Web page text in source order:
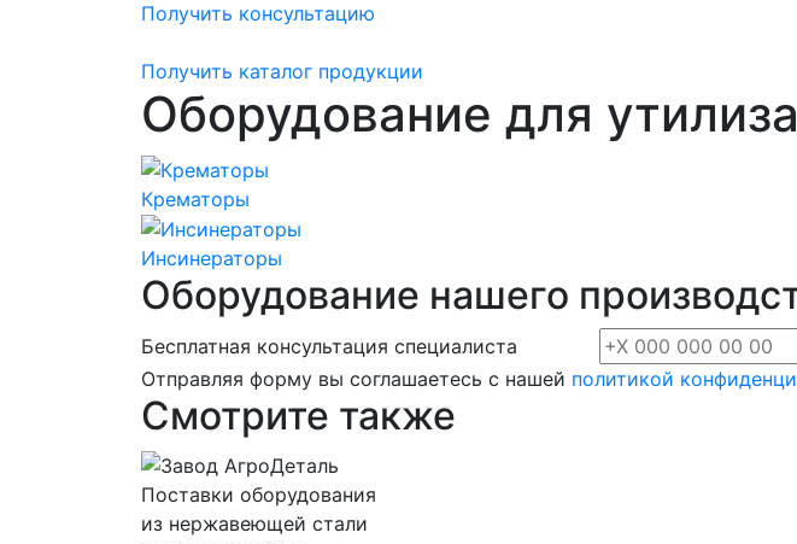
Получить консультацию
Получить каталог продукции
Оборудование для
Крематоры
Инсинераторы
Оборудование нашего
Бесплатная консультация специалиста
Отправляя форму вы соглашаетесь с нашей политикой
Смотрите также
Поставки оборудования
из нержавеющей стали